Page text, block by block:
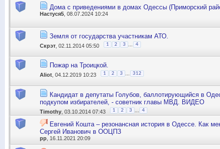
Дома с приведениями в домах Одессы (Приморский
Настуся5 , 08.07.2024 10:24
Земля от государства участникам АТО.
Скрэт , 02.11.2014 05:50 1 2 3 4
Пожар на Троицкой.
Aliot , 04.12.2019 10:23 1 2 3 312
Кандидат в депутаты Голубов, баллотирующийся в
подкупом избирателей, - советник главы МВД. ВИДЕО
Timothy , 03.10.2014 07:43 1 2 3 4
Евгений Кошта – резонансная история в Одессе. Как
Сергей Иванович в ООЦПЗ
pp , 16.11.2021 20:09